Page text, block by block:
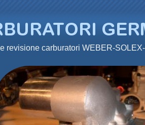
revisione carburatori WEBER-